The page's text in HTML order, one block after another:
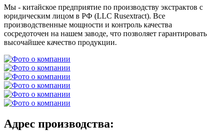
Мы - китайское предприятие по производству экстрактов с
юридическим лицом в РФ (LLC Rusextract). Все
производственные мощности и контроль качества
сосредоточен на нашем заводе, что позволяет гарантировать
высочайшее качество продукции.
Адрес производства: